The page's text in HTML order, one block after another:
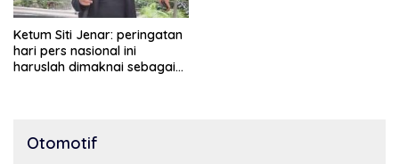
Ketum Siti Jenar: peringatan
hari pers nasional ini
haruslah dimaknai sebagai
Indonesia.
Otomotif